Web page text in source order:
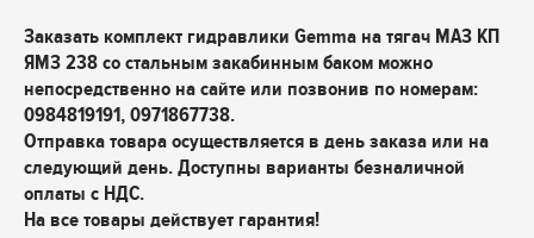
Заказать комплект гидравлики Gemma на тягач МАЗ КП
ЯМЗ 238 со стальным закабинным баком можно
непосредственно на сайте или позвонив по номерам:
0984819191, 0971867738.
Отправка товара осуществляется в день заказа или на
следующий день. Доступны варианты безналичной
оплаты с НДС.
На все товары действует гарантия!